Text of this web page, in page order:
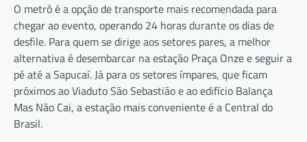
O metrô é a opção de transporte mais recomendada para
chegar ao evento, operando 24 horas durante os dias de
desfile. Para quem se dirige aos setores pares, a melhor
alternativa é desembarcar na estação Praça Onze e seguir a
pé até a Sapucaí. Já para os setores ímpares, que ficam
próximos ao Viaduto São Sebastião e ao edifício Balança
Mas Não Cai, a estação mais conveniente é a Central do
Brasil.